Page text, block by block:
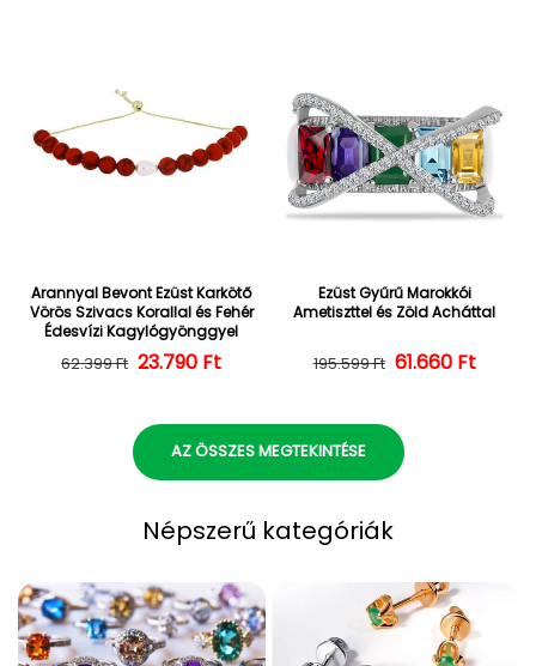
Arannyal Bevont Ezüst Karkötő
Vörös Szivacs Korallal és Fehér
Édesvízi Kagylógyönggyel
Normál ár
62.399 Ft Kedvezményes ár
23.790 Ft
Ezüst Gyűrű Marokkói
Ametiszttel és Zöld Acháttal
Normál ár
195.599 Ft 61.660 Ft
AZ ÖSSZES MEGTEKINTÉSE
Népszerű kategóriák